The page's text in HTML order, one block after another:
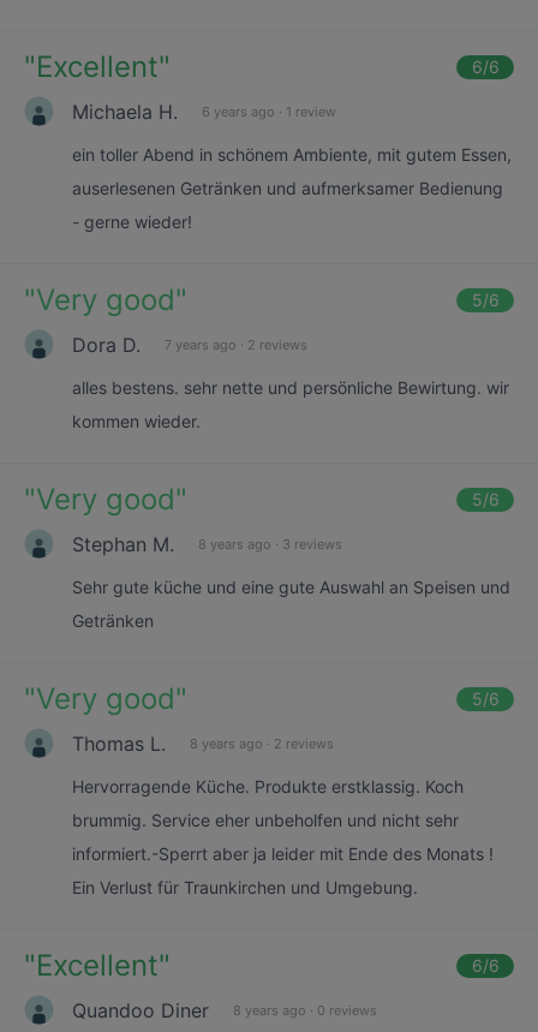
"Excellent" 6/6
Michaela H. 6 years ago · 1 review
ein toller Abend in schönem Ambiente, mit gutem Essen,
auserlesenen Getränken und aufmerksamer Bedienung
- gerne wieder!
"Very good" 5/6
Dora D. 7 years ago · 2 reviews
alles bestens. sehr nette und persönliche Bewirtung. wir
kommen wieder.
"Very good" 5/6
Stephan M. 8 years ago · 3 reviews
Sehr gute küche und eine gute Auswahl an Speisen und
Getränken
"Very good" 5/6
Thomas L. 8 years ago · 2 reviews
Hervorragende Küche. Produkte erstklassig. Koch
brummig. Service eher unbeholfen und nicht sehr
informiert.-Sperrt aber ja leider mit Ende des Monats !
Ein Verlust für Traunkirchen und Umgebung.
"Excellent" 6/6
Quandoo Diner 8 years ago · 0 reviews